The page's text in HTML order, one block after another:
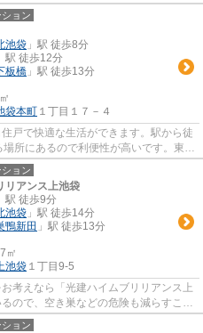
構造な...
ョン
池袋 」駅 徒歩8分
駅 徒歩12分
板橋 」駅 徒歩13分
袋本町 １丁目１７－４
戸で快適な生活ができます。駅から徒
所にあるので利便性が高いです。東武
るなら...
ョン
リアンス上池袋
駅 徒歩9分
池袋 」駅 徒歩14分
鴨新田 」駅 徒歩13分
㎡
池袋 １丁目9-5
考えなら「光建ハイムブリリアンス上
ので、空き巣などの危険も減らすこと
き物件...
ョン